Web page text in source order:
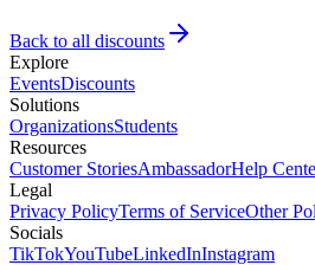
Back to all discounts
Explore
EventsDiscounts
Solutions
OrganizationsStudents
Resources
Customer StoriesAmbassadorHelp
Legal
Privacy PolicyTerms of ServiceOther
Socials
TikTokYouTubeLinkedInInstagram